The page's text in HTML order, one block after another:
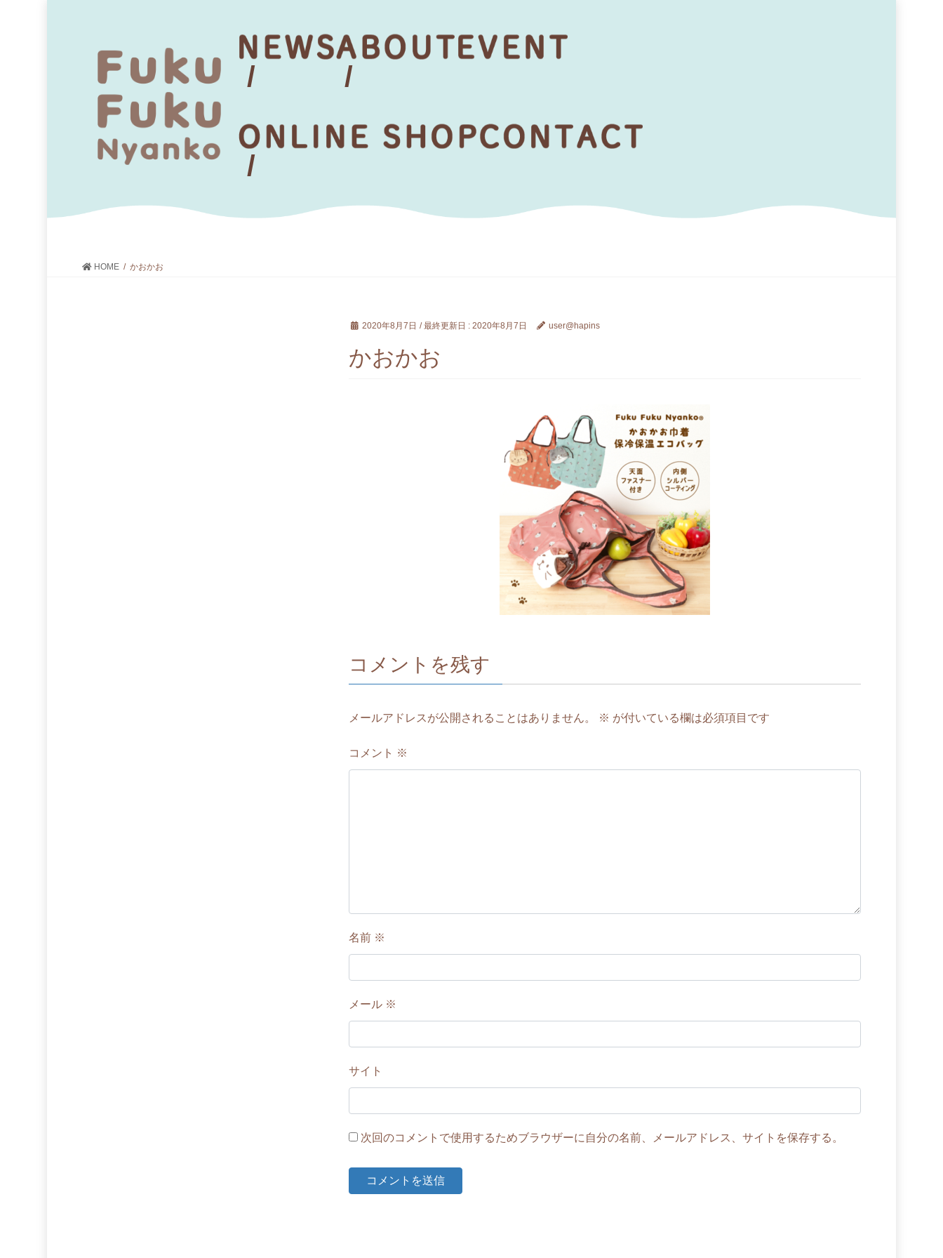
HOME かおかお
2020年8月7日 / 最終更新日 : 2020年8月7日 user@hapins
かおかお
コメントを残す
メールアドレスが公開されることはありません。 ※ が付いている欄は必須項目です
コメント ※
名前 ※
メール ※
サイト
次回のコメントで使用するためブラウザーに自分の名前、メールアドレス、サイトを保存する。